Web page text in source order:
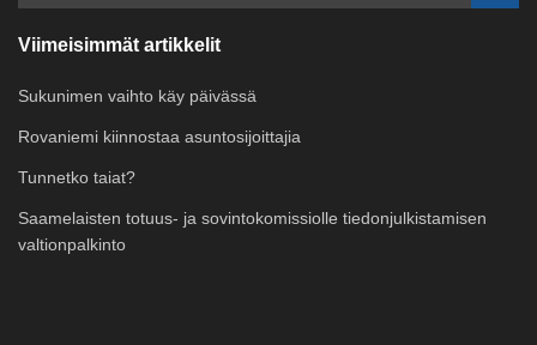
Viimeisimmät artikkelit
Sukunimen vaihto käy päivässä
Rovaniemi kiinnostaa asuntosijoittajia
Tunnetko taiat?
Saamelaisten totuus- ja sovintokomissiolle tiedonjulkistamisen
valtionpalkinto